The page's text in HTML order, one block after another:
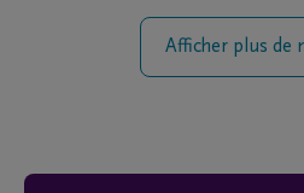
Afficher plus de